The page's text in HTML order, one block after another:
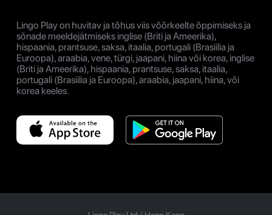
Lingo Play on huvitav ja tõhus viis võõrkeelte õppimiseks ja
sõnade meeldejätmiseks inglise (Briti ja Ameerika),
hispaania, prantsuse, saksa, itaalia, portugali (Brasiilia ja
Euroopa), araabia, vene, türgi, jaapani, hiina või korea, inglise
(Briti ja Ameerika), hispaania, prantsuse, saksa, itaalia,
portugali (Brasiilia ja Euroopa), araabia, jaapani, hiina, või
korea keeles.